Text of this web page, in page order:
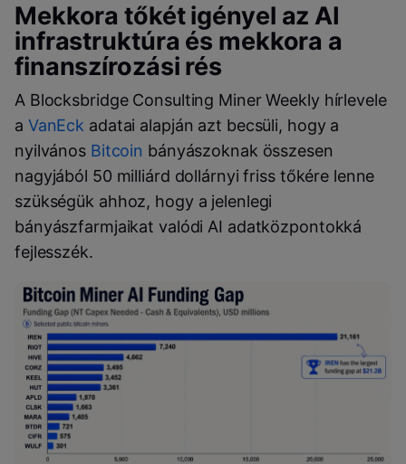
Mekkora tőkét igényel az AI
infrastruktúra és mekkora a
finanszírozási rés
A Blocksbridge Consulting Miner Weekly hírlevele
a VanEck adatai alapján azt becsüli, hogy a
nyilvános Bitcoin bányászoknak összesen
nagyjából 50 milliárd dollárnyi friss tőkére lenne
szükségük ahhoz, hogy a jelenlegi
bányászfarmjaikat valódi AI adatközpontokká
fejlesszék.